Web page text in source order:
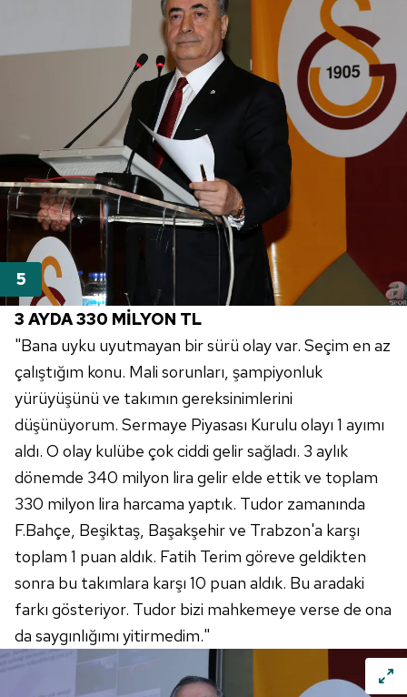
3 AYDA 330 MİLYON TL
"Bana uyku uyutmayan bir sürü olay var. Seçim en az
çalıştığım konu. Mali sorunları, şampiyonluk
yürüyüşünü ve takımın gereksinimlerini
düşünüyorum. Sermaye Piyasası Kurulu olayı 1 ayımı
aldı. O olay kulübe çok ciddi gelir sağladı. 3 aylık
dönemde 340 milyon lira gelir elde ettik ve toplam
330 milyon lira harcama yaptık. Tudor zamanında
F.Bahçe, Beşiktaş, Başakşehir ve Trabzon'a karşı
toplam 1 puan aldık. Fatih Terim göreve geldikten
sonra bu takımlara karşı 10 puan aldık. Bu aradaki
farkı gösteriyor. Tudor bizi mahkemeye verse de ona
da saygınlığımı yitirmedim."